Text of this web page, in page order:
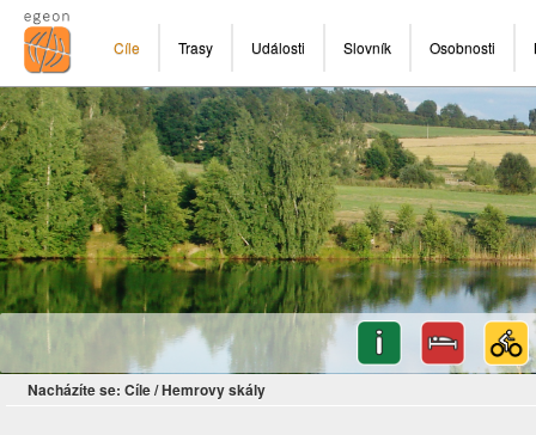
Cíle Trasy Události Slovník Osobnosti
Nacházíte se: Cíle/Hemrovy skály